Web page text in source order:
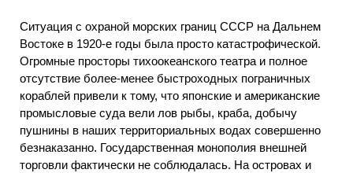
Ситуация с охраной морских границ СССР на Дальнем
Востоке в 1920-е годы была просто катастрофической.
Огромные просторы тихоокеанского театра и полное
отсутствие более-менее быстроходных пограничных
кораблей привели к тому, что японские и американские
промысловые суда вели лов рыбы, краба, добычу
пушнины в наших территориальных водах совершенно
безнаказанно. Государственная монополия внешней
торговли фактически не соблюдалась. На островах и